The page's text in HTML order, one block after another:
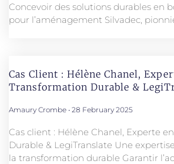
Concevoir des solutions durables en
pour l’aménagement Silvadec,
Cas Client : Hélène Chanel,
Transformation Durable &
Amaury Crombe 28 February 2025
Cas client : Hélène Chanel, Experte
Durable & LegiTranslate Une
la transformation durable Garantir